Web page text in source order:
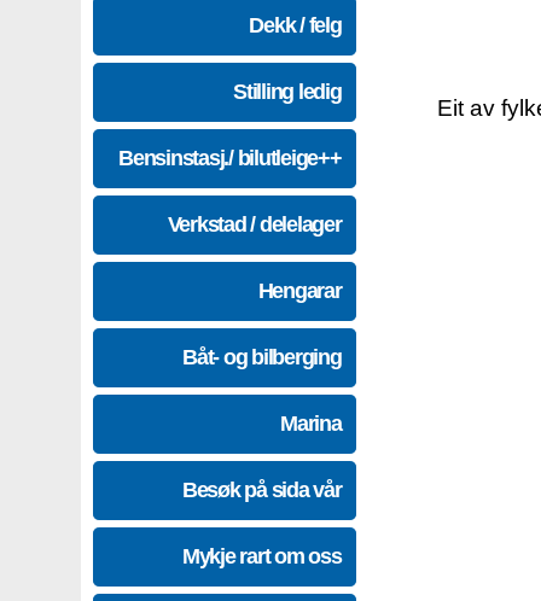
Dekk / felg
Stilling ledig
Bensinstasj./ bilutleige++
Verkstad / delelager
Hengarar
Båt- og bilberging
Marina
Besøk på sida vår
Mykje rart om oss
Eit av